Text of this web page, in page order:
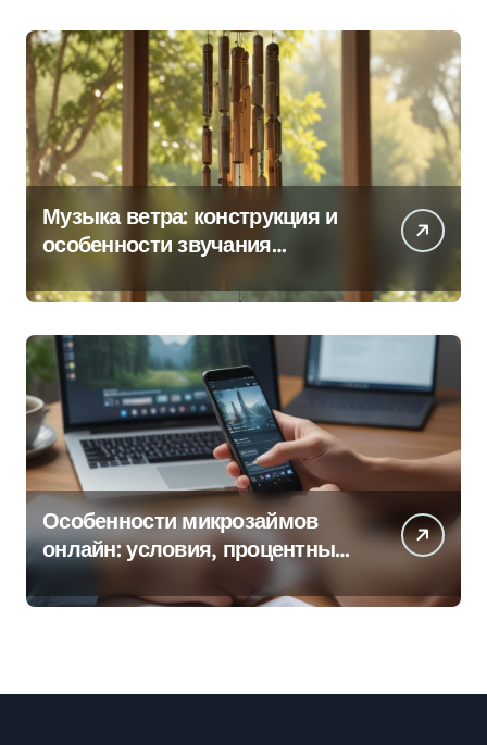
Музыка ветра: конструкция и
особенности звучания
Особенности микрозаймов
онлайн: условия, процентные
ставки и порядок оформления